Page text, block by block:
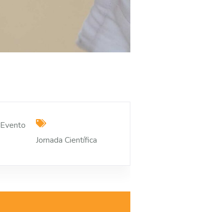
Evento
Jornada Científica